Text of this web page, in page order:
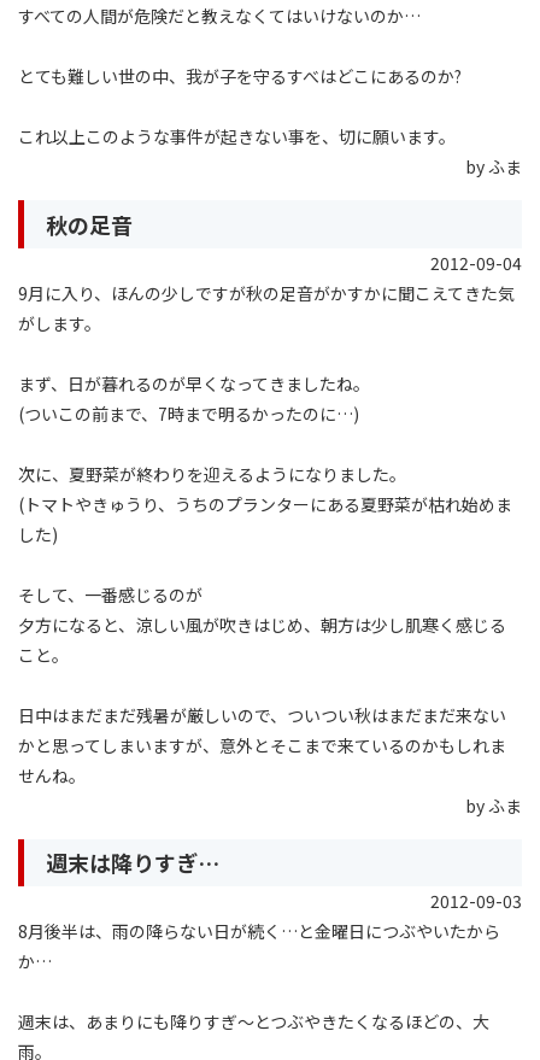
すべての人間が危険だと教えなくてはいけないのか…
とても難しい世の中、我が子を守るすべはどこにあるのか?
これ以上このような事件が起きない事を、切に願います。
by ふま
秋の足音
2012-09-04
9月に入り、ほんの少しですが秋の足音がかすかに聞こえてきた気
がします。
まず、日が暮れるのが早くなってきましたね。
(ついこの前まで、7時まで明るかったのに…)
次に、夏野菜が終わりを迎えるようになりました。
(トマトやきゅうり、うちのプランターにある夏野菜が枯れ始めま
した)
そして、一番感じるのが
夕方になると、涼しい風が吹きはじめ、朝方は少し肌寒く感じる
こと。
日中はまだまだ残暑が厳しいので、ついつい秋はまだまだ来ない
かと思ってしまいますが、意外とそこまで来ているのかもしれま
せんね。
by ふま
週末は降りすぎ…
2012-09-03
8月後半は、雨の降らない日が続く…と金曜日につぶやいたから
か…
週末は、あまりにも降りすぎ〜とつぶやきたくなるほどの、大
雨。